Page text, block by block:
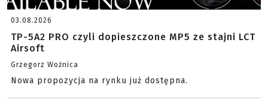
03.08.2026
TP-5A2 PRO czyli dopieszczone MP5 ze stajni LCT
Airsoft
Grzegorz Woźnica
Nowa propozycja na rynku już dostępna.